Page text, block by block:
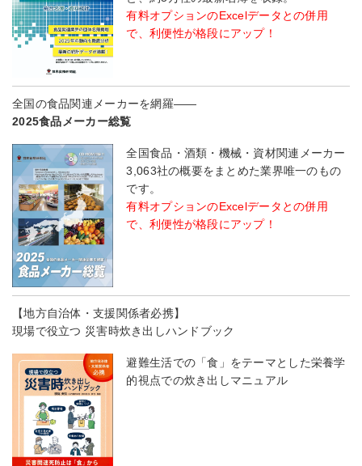
有料オプションのExcelデータとの併用
で、利便性が格段にアップ！
全国の食品関連メーカーを網羅――
2025食品メーカー総覧
全国食品・酒類・機械・資材関連メーカー
3,063社の概要をまとめた業界唯一のもの
です。
有料オプションのExcelデータとの併用
で、利便性が格段にアップ！
【地方自治体・支援関係者必携】
現場で役立つ 災害時炊き出しハンドブック
避難生活での「食」をテーマとした栄養学
的視点での炊き出しマニュアル